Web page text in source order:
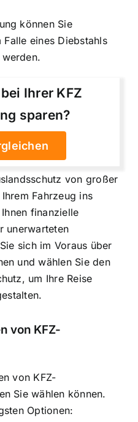
können Sie
eines Diebstahls
Ihrer KFZ
sparen?
von großer
Fahrzeug ins
finanzielle
unerwarteten
sich im Voraus über
und wählen Sie den
um Ihre Reise
von KFZ-
von KFZ-
Sie wählen können.
Optionen: